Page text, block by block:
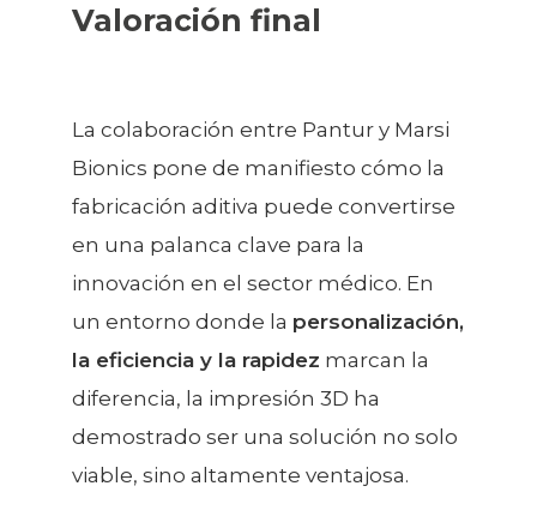
Valoración final
La colaboración entre Pantur y Marsi
Bionics pone de manifiesto cómo la
fabricación aditiva puede convertirse
en una palanca clave para la
innovación en el sector médico. En
un entorno donde la personalización,
la eficiencia y la rapidez marcan la
diferencia, la impresión 3D ha
demostrado ser una solución no solo
viable, sino altamente ventajosa.